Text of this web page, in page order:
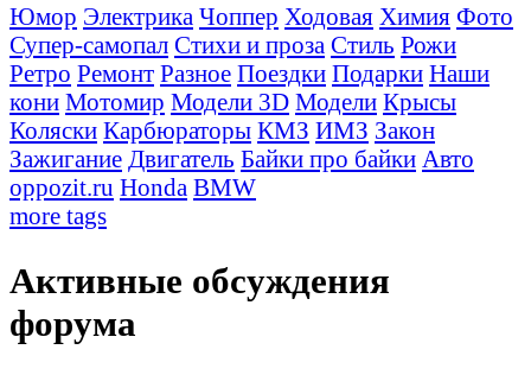
Юмор Электрика Чоппер Ходовая Химия Фото
Супер-самопал Стихи и проза Стиль Рожи
Ретро Ремонт Разное Поездки Подарки Наши
кони Мотомир Модели 3D Модели Крысы
Коляски Карбюраторы КМЗ ИМЗ Закон
Зажигание Двигатель Байки про байки Авто
oppozit.ru Honda BMW
more tags
Активные обсуждения
форума